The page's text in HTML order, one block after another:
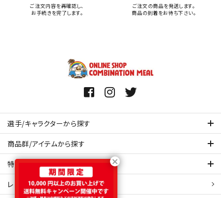
ご注文内容を再確認し、
お手続きを完了します。
ご注文の商品を発送します。
商品の到着をお待ち下さい。
選手/キャラクターから探す
商品群/アイテムから探す
特集ページを見てみる
レビュー・口コミ 一覧ページ